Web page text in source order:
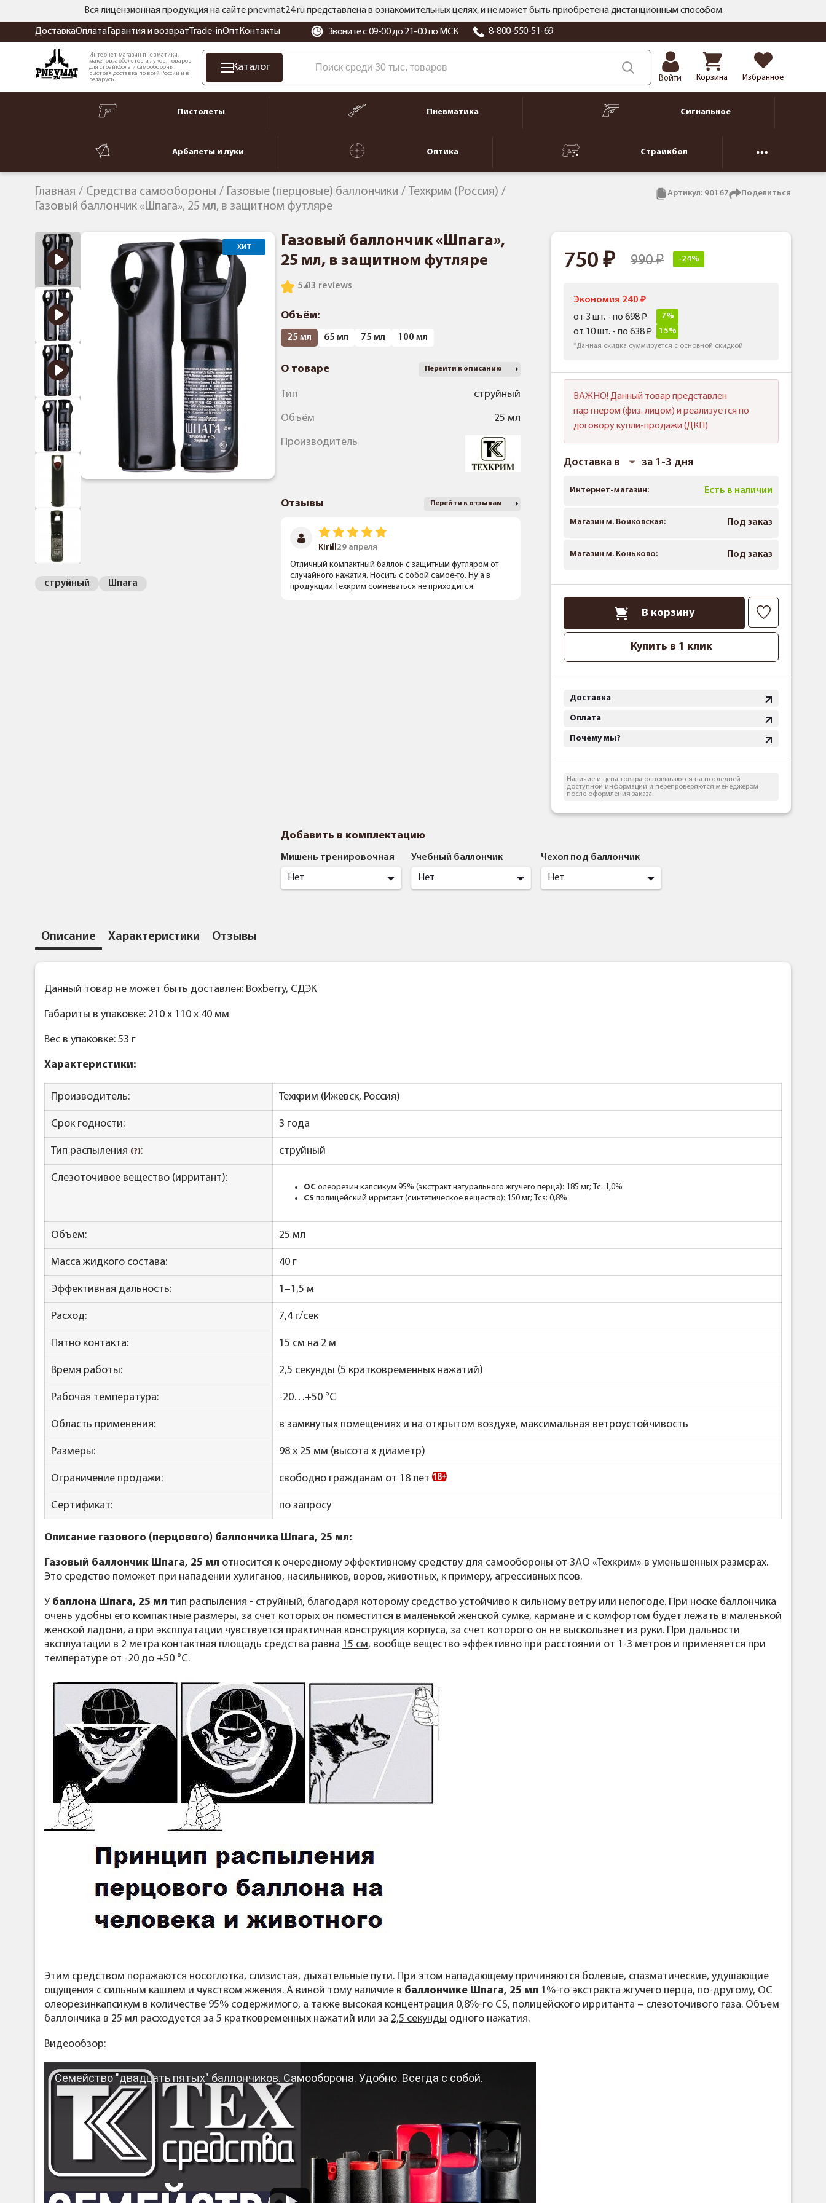
Вся лицензионная продукция на сайте pnevmat24.ru представлена в ознакомительных целях, и не может быть приобретена дистанционным способом.
ДоставкаОплата Гарантия и возврат Trade-inОпт Контакты Звоните с 09-00 до 21-00 по МСК 8-800-550-51-69
Интернет-магазин пневматики,
макетов, арбалетов и луков, товаров
для страйкбола и самообороны.
Быстрая доставка по всей России и в
Беларусь.
Каталог
Войти Корзина Избранное
Пистолеты Пневматика Сигнальное
Арбалеты и луки Оптика Страйкбол
Главная Средства самообороны Газовые (перцовые) баллончики
Техкрим (Россия)
Газовый баллончик «Шпага», 25 мл, в защитном футляре
Артикул: 90167 Поделиться
ХИТ
струйный Шпага
Газовый баллончик «Шпага»,
25 мл, в защитном футляре
3 reviews
5.0
Объём:
25 мл 65 мл 75 мл 100 мл
О товаре Перейти к описанию
Тип струйный
Объём 25 мл
Производитель
Отзывы Перейти к отзывам
Kirill29 апреля
Отличный компактный баллон с защитным футляром от
случайного нажатия. Носить с собой самое-то. Ну а в
продукции Техкрим сомневаться не приходится.
750 990 -24%
Экономия 240
от 3 шт. - по 698
7%
от 10 шт. - по 638 15%
*Данная скидка суммируется с основной скидкой
ВАЖНО! Данный товар представлен
партнером (физ. лицом) и реализуется по
договору купли-продажи (ДКП)
Доставка в за 1-3 дня
Интернет-магазин: Есть в наличии
Магазин м. Войковская: Под заказ
Магазин м. Коньково: Под заказ
В корзину
Купить в 1 клик
Доставка
Оплата
Почему мы?
Наличие и цена товара основываются на последней
доступной информации и перепроверяются менеджером
после оформления заказа
Добавить в комплектацию
Мишень тренировочная
Нет
Учебный баллончик
Нет
Чехол под баллончик
Нет
Описание Характеристики Отзывы
Данный товар не может быть доставлен: Boxberry, СДЭК
Габариты в упаковке: 210 x 110 x 40 мм
Вес в упаковке: 53 г
Характеристики:
Производитель: Техкрим (Ижевск, Россия)
Срок годности: 3 года
Тип распыления (?): струйный
Слезоточивое вещество (ирритант):
OC олеорезин капсикум 95% (экстракт натурального жгучего перца): 185 мг; Tc: 1,0%
CS полицейский ирритант (синтетическое вещество): 150 мг; Tcs: 0,8%
Объем: 25 мл
Масса жидкого состава: 40 г
Эффективная дальность: 1–1,5 м
Расход: 7,4 г/сек
Пятно контакта: 15 см на 2 м
Время работы: 2,5 секунды (5 кратковременных нажатий)
Рабочая температура: -20…+50 °С
Область применения: в замкнутых помещениях и на открытом воздухе, максимальная ветроустойчивость
Размеры: 98 x 25 мм (высота x диаметр)
Ограничение продажи: свободно гражданам от 18 лет
Сертификат: по запросу
Описание газового (перцового) баллончика Шпага, 25 мл:
Газовый баллончик Шпага, 25 мл относится к очередному эффективному средству для самообороны от ЗАО «Техкрим» в уменьшенных размерах.
Это средство поможет при нападении хулиганов, насильников, воров, животных, к примеру, агрессивных псов.
У баллона Шпага, 25 мл тип распыления - струйный, благодаря которому средство устойчиво к сильному ветру или непогоде. При носке баллончика
очень удобны его компактные размеры, за счет которых он поместится в маленькой женской сумке, кармане и с комфортом будет лежать в маленькой
женской ладони, а при эксплуатации чувствуется практичная конструкция корпуса, за счет которого он не выскользнет из руки. При дальности
эксплуатации в 2 метра контактная площадь средства равна 15 см, вообще вещество эффективно при расстоянии от 1-3 метров и применяется при
температуре от -20 до +50 °С.
Этим средством поражаются носоглотка, слизистая, дыхательные пути. При этом нападающему причиняются болевые, спазматические, удушающие
ощущения с сильным кашлем и чувством жжения. А виной тому наличие в баллончике Шпага, 25 мл 1%-го экстракта жгучего перца, по-другому, OC
олеорезинкапсикум в количестве 95% содержимого, а также высокая концентрация 0,8%-го CS, полицейского ирританта – слезоточивого газа. Объем
баллончика в 25 мл расходуется за 5 кратковременных нажатий или за 2,5 секунды одного нажатия.
Видеообзор:
Семейство "двадцать пятых" баллончиков. Самооборона. Удобно. Всегда с собой.